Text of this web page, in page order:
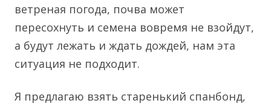
ветреная погода, почва может
пересохнуть и семена вовремя не взойдут,
а будут лежать и ждать дождей, нам эта
ситуация не подходит.
Я предлагаю взять старенький спанбонд,